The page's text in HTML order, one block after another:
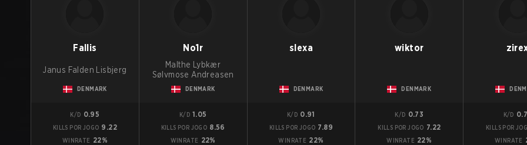
Fallis
Janus Falden Lisbjerg
DENMARK
K/D 0.95
KILLS POR JOGO 9.22
WINRATE 22%
No1r
Malthe Lybkær
Sølvmose Andreasen
DENMARK
K/D 1.05
KILLS POR JOGO 8.56
WINRATE 22%
slexa
DENMARK
K/D 0.91
KILLS POR JOGO 7.89
WINRATE 22%
wiktor
DENMARK
K/D 0.73
KILLS POR JOGO 7.22
WINRATE 22%
K/D
KILLS POR
WINRATE